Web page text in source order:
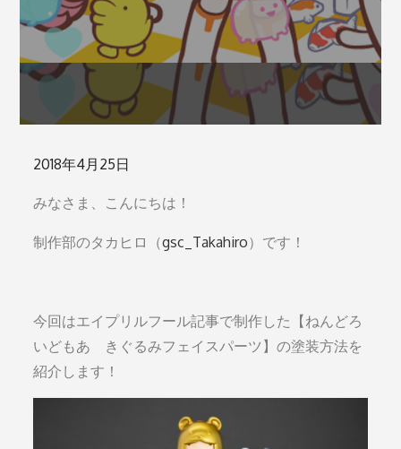
Posted
2018年4月25日
みなさま、こんにちは！
制作部のタカヒロ（gsc_Takahiro）です！
今回はエイプリルフール記事で制作した【ねんどろ
いどもあ きぐるみフェイスパーツ】の塗装方法を
紹介します！